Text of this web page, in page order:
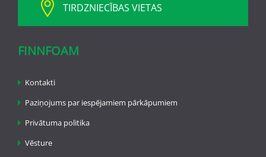
TIRDZNIECĪBAS VIETAS
FINNFOAM
Kontakti
Paziņojums par iespējamiem pārkāpumiem
Privātuma politika
Vēsture